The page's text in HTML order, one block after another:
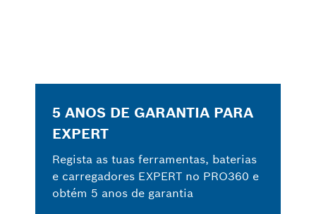
5 ANOS DE GARANTIA PARA
EXPERT
Regista as tuas ferramentas, baterias
e carregadores EXPERT no PRO360 e
obtém 5 anos de garantia